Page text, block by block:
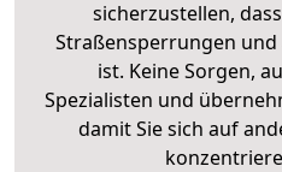
sicherzustellen,
Straßensperrungen
ist. Keine Sorgen,
Spezialisten und
damit Sie sich auf